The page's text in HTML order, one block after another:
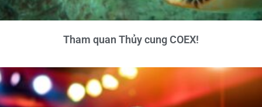
Tham quan Thủy cung COEX!